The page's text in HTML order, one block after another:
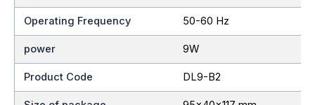
Operating Frequency 50-60 Hz
power 9W
Product Code DL9-B2